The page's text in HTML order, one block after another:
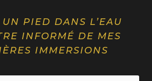
PIED DANS L’EAU
INFORMÉ DE MES
IMMERSIONS